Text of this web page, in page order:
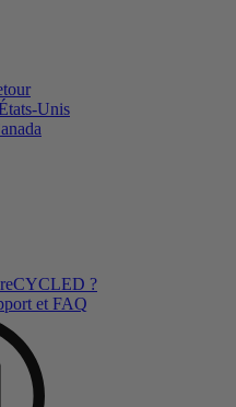
Unis
reCYCLED ?
et FAQ